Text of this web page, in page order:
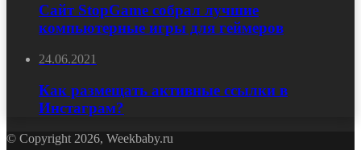
Сайт StopGame собрал лучшие
компьютерные игры для геймеров
24.06.2021
Как размещать активные ссылки в
Инстаграм?
© Copyright 2026, Weekbaby.ru